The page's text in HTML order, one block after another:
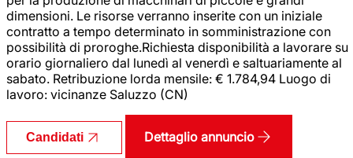
dimensioni. Le risorse verranno inserite con un iniziale
contratto a tempo determinato in somministrazione con
possibilità di proroghe.Richiesta disponibilità a lavorare su
orario giornaliero dal lunedì al venerdì e saltuariamente al
sabato. Retribuzione lorda mensile: € 1.784,94 Luogo di
lavoro: vicinanze Saluzzo (CN)
Candidati Dettaglio annuncio